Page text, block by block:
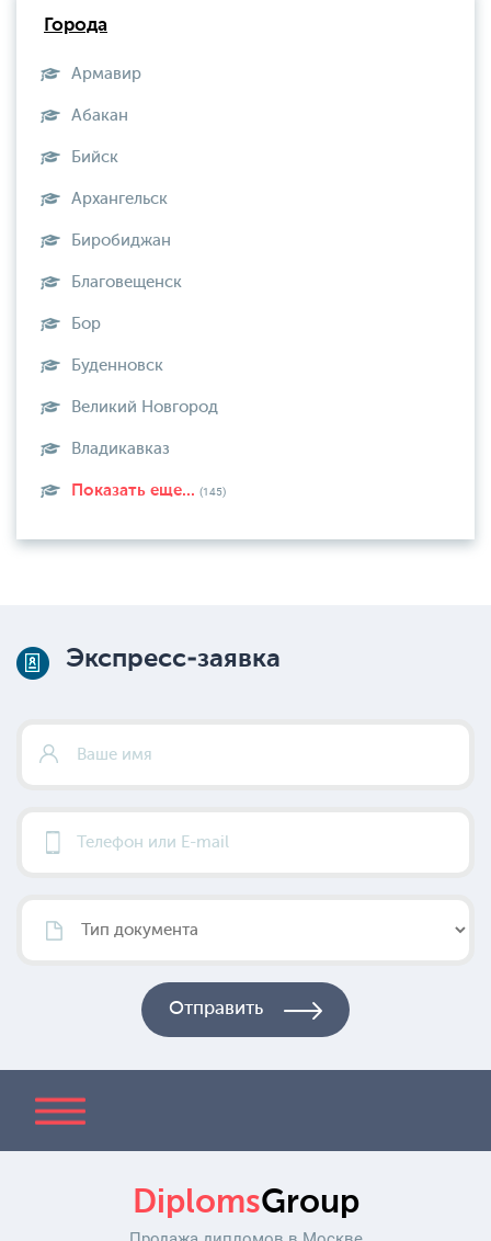
Города
Армавир
Абакан
Бийск
Архангельск
Биробиджан
Благовещенск
Бор
Буденновск
Великий Новгород
Владикавказ
Показать еще... (145)
Экспресс-заявка
DiplomsGroup